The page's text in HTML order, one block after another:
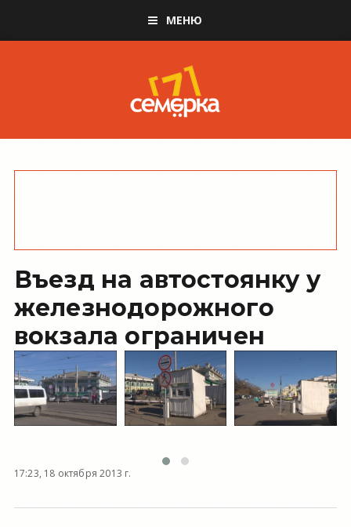
МЕНЮ
Въезд на автостоянку у
железнодорожного
вокзала ограничен
17:23, 18 октября 2013 г.